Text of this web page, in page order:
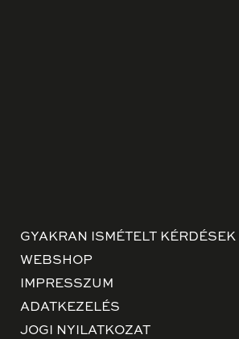
GYAKRAN ISMÉTELT KÉRDÉSEK
WEBSHOP
IMPRESSZUM
ADATKEZELÉS
JOGI NYILATKOZAT